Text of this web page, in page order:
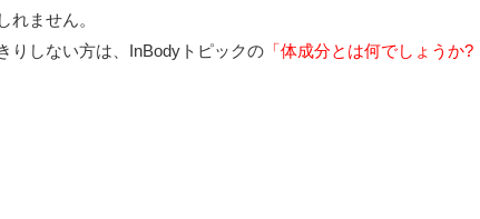
れません。
しない方は、InBodyトピックの 「体成分とは何でしょうか?